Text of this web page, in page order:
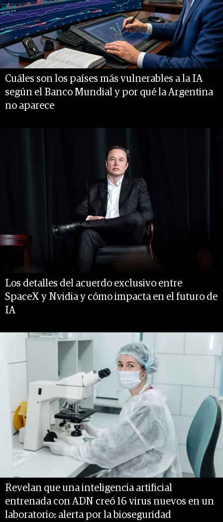
Cuáles son los países más vulnerables a la IA
según el Banco Mundial y por qué la Argentina
no aparece
Los detalles del acuerdo exclusivo entre
SpaceX y Nvidia y cómo impacta en el futuro de
IA
Revelan que una inteligencia artificial
entrenada con ADN creó 16 virus nuevos en un
laboratorio: alerta por la bioseguridad